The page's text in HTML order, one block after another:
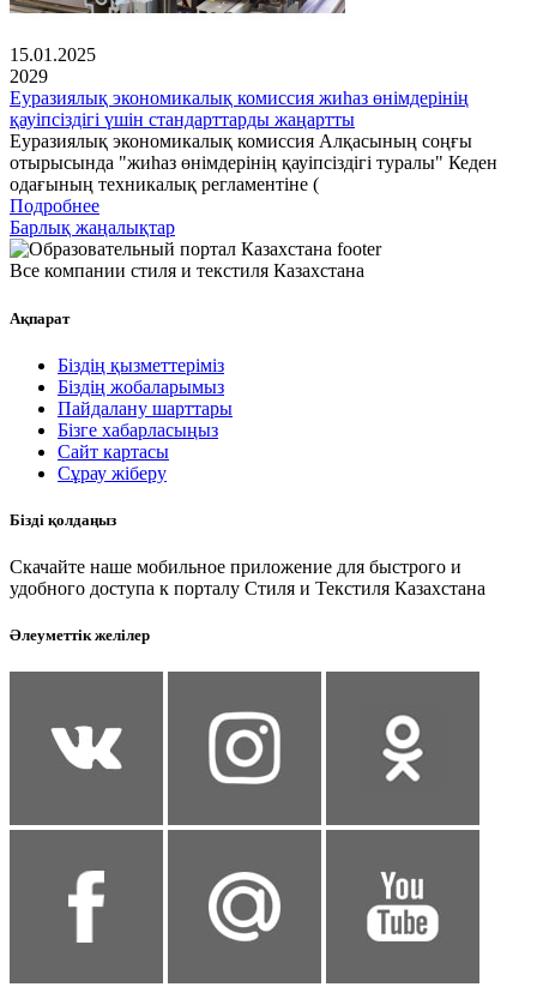
15.01.2025
2029
Еуразиялық экономикалық комиссия жиһаз өнімдерінің
қауіпсіздігі үшін стандарттарды жаңартты
Еуразиялық экономикалық комиссия Алқасының соңғы
отырысында "жиһаз өнімдерінің қауіпсіздігі туралы" Кеден
одағының техникалық регламентіне (
Подробнее
Барлық жаңалықтар
Все компании стиля и текстиля Казахстана
Ақпарат
Біздің қызметтеріміз
Біздің жобаларымыз
Пайдалану шарттары
Бізге хабарласыңыз
Сайт картасы
Сұрау жіберу
Бізді қолдаңыз
Скачайте наше мобильное приложение для быстрого и
удобного доступа к порталу Стиля и Текстиля Казахстана
Әлеуметтік желілер